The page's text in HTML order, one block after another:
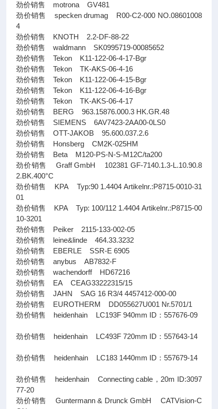
劲价销售 motrona GV481
劲价销售 specken drumag R00-C2-000 NO.08601008
4
劲价销售 KNOTH 2.2-DF-88-22
劲价销售 waldmann SK0995719-00085652
劲价销售 Tekon K11-122-06-4-17-Bgr
劲价销售 Tekon TK-AKS-06-4-16
劲价销售 Tekon K11-122-06-4-15-Bgr
劲价销售 Tekon K11-122-06-4-16-Bgr
劲价销售 Tekon TK-AKS-06-4-17
劲价销售 BERG 963.15876.000.3 HK.GR.48
劲价销售 SIEMENS 6AV7423-2AA00-0LS0
劲价销售 OTT-JAKOB 95.600.037.2.6
劲价销售 Honsberg CM2K-025HM
劲价销售 Beta M120-PS-N-S-M12C/ta200
劲价销售 Graff GmbH 102381 GF-7140.1.3-L.10.90.8
2.BK.400°C
劲价销售 KPA Typ:90 1.4404 Artikelnr.:P8715-0010-31
01
劲价销售 KPA Typ: 100/112 1.4404 Artikelnr.:P8715-00
10-3201
劲价销售 Peiker 2115-133-002-05
劲价销售 leine&linde 464.33.3232
劲价销售 EBERLE SSR-E 6905
劲价销售 anybus AB7832-F
劲价销售 wachendorff HD67216
劲价销售 EA CEAG33222315/15
劲价销售 JAHN SAG 16 R3/4 4457412-000-00
劲价销售 EUROTHERM DD055627U001 Nr.5701/1
劲价销售 heidenhain LC193F 940mm ID：557676-09
劲价销售 heidenhain LC493F 720mm ID：557643-14
劲价销售 heidenhain LC183 1440mm ID：557679-14
劲价销售 heidenhain Connecting cable，20m ID:3097
77-20
劲价销售 Guntermann & Drunck GmbH CATVision-C